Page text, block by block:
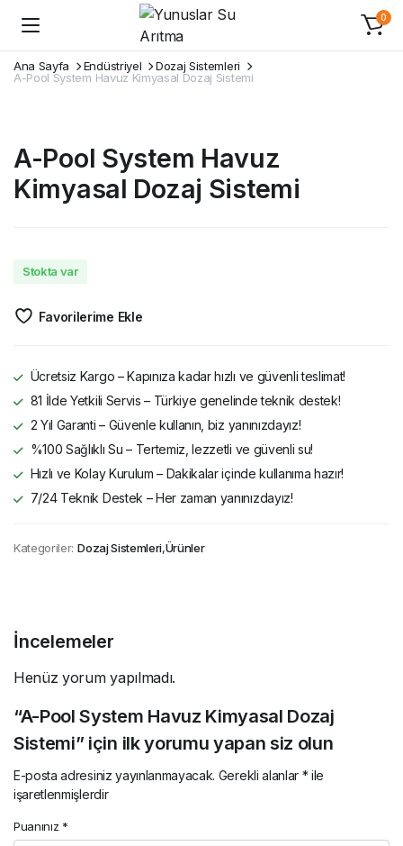
0
Ana Sayfa Endüstriyel
Dozaj Sistemleri
A-Pool System Havuz Kimyasal Dozaj Sistemi
A-Pool System Havuz
Kimyasal Dozaj Sistemi
Stokta var
Favorilerime Ekle
Ücretsiz Kargo – Kapınıza kadar hızlı ve güvenli teslimat!
81 İlde Yetkili Servis – Türkiye genelinde teknik destek!
2 Yıl Garanti – Güvenle kullanın, biz yanınızdayız!
%100 Sağlıklı Su – Tertemiz, lezzetli ve güvenli su!
Hızlı ve Kolay Kurulum – Dakikalar içinde kullanıma hazır!
7/24 Teknik Destek – Her zaman yanınızdayız!
Kategoriler: Dozaj Sistemleri,Ürünler
İncelemeler
Henüz yorum yapılmadı.
“A-Pool System Havuz Kimyasal Dozaj
Sistemi” için ilk yorumu yapan siz olun
E-posta adresiniz yayınlanmayacak. Gerekli alanlar *ile
işaretlenmişlerdir
Puanınız *